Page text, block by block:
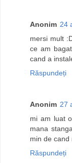
Anonim 24
mersi mult
ce am
cand a
Răspundeți
Anonim 27
mi am luat
mana
min de cand
Răspundeți